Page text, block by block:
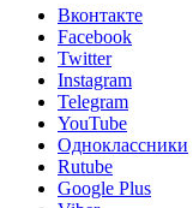
Вконтакте
Facebook
Twitter
Instagram
Telegram
YouTube
Одноклассники
Rutube
Google Plus